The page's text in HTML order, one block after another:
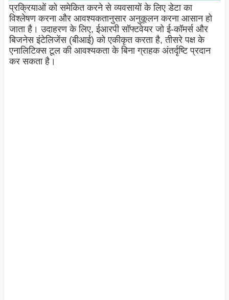
प्रक्रियाओं को समेकित करने से व्यवसायों के लिए डेटा का
विश्लेषण करना और आवश्यकतानुसार अनुकूलन करना आसान हो
जाता है। उदाहरण के लिए, ईआरपी सॉफ्टवेयर जो ई-कॉमर्स और
बिजनेस इंटेलिजेंस (बीआई) को एकीकृत करता है, तीसरे पक्ष के
एनालिटिक्स टूल की आवश्यकता के बिना ग्राहक अंतर्दृष्टि प्रदान
कर सकता है।